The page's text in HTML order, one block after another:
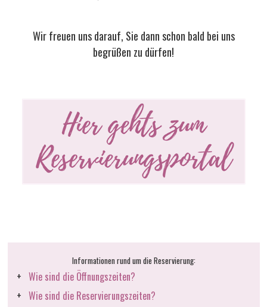
Wir freuen uns darauf, Sie dann schon bald bei uns
begrüßen zu dürfen!
Informationen rund um die Reservierung:
Wie sind die Öffnungszeiten?
Wie sind die Reservierungszeiten?